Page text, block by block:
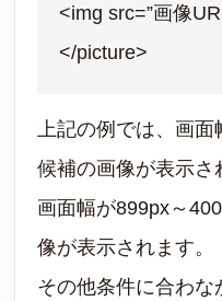
<img src=”画像
</picture>
上記の例では、画
候補の画像が表示さ
画面幅が899px～
像が表示されます。
その他条件に合わ